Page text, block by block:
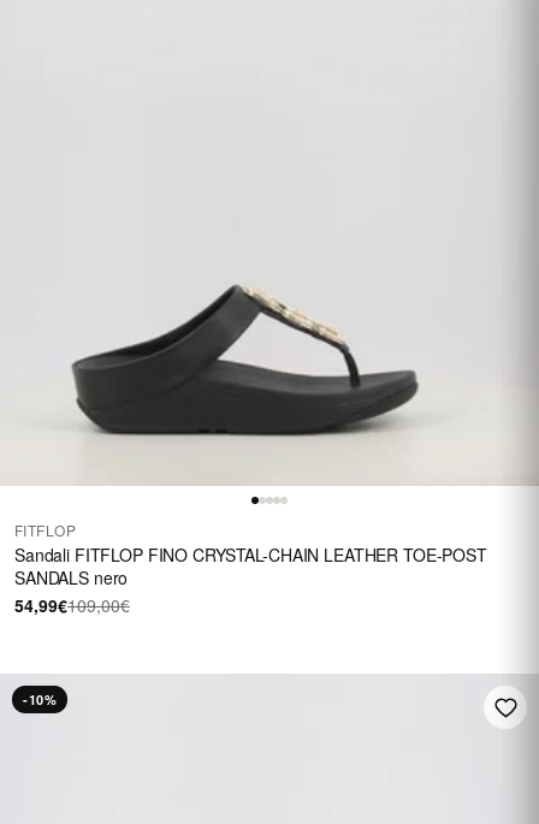
FITFLOP
Sandali FITFLOP FINO CRYSTAL-CHAIN LEATHER TOE-POST
SANDALS nero
54,99€109,00€
-10%